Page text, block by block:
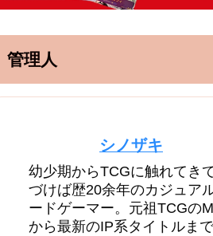
管理人
シノザキ
幼少期からTCGに触れてき
づけば歴20余年のカジュア
ードゲーマー。元祖TCGの
から最新のIP系タイトルまで